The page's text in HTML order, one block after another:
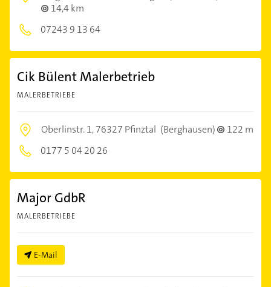
14,4 km
07243 9 13 64
Cik Bülent Malerbetrieb
MALERBETRIEBE
Oberlinstr. 1,76327 Pfinztal (Berghausen)
122 m
0177 5 04 20 26
Major GdbR
MALERBETRIEBE
E-Mail